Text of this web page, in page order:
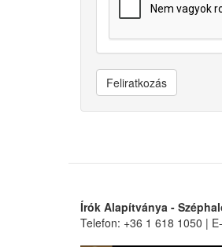
Feliratkozás
Írók Alapítványa -
Telefon: +36 1 618 1050 |